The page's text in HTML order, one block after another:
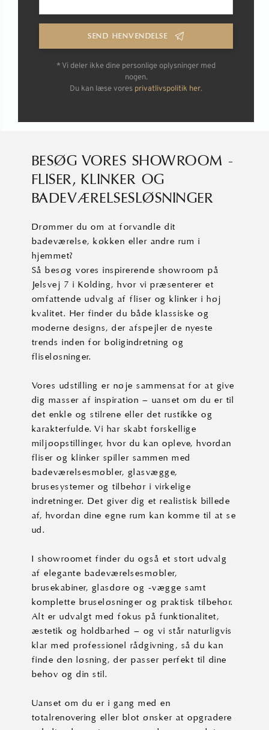
SEND HENVENDELSE
* Vi deler ikke dine personlige oplysninger med
nogen.
Du kan læse vores privatlivspolitik her.
BESØG VORES SHOWROOM -
FLISER, KLINKER OG
BADEVÆRELSESLØSNINGER
Drømmer du om at forvandle dit
badeværelse, køkken eller andre rum i
hjemmet?
Så besøg vores inspirerende showroom på
Jelsvej 7 i Kolding, hvor vi præsenterer et
omfattende udvalg af fliser og klinker i høj
kvalitet. Her finder du både klassiske og
moderne designs, der afspejler de nyeste
trends inden for boligindretning og
fliseløsninger.
Vores udstilling er nøje sammensat for at give
dig masser af inspiration – uanset om du er til
det enkle og stilrene eller det rustikke og
karakterfulde. Vi har skabt forskellige
miljøopstillinger, hvor du kan opleve, hvordan
fliser og klinker spiller sammen med
badeværelsesmøbler, glasvægge,
brusesystemer og tilbehør i virkelige
indretninger. Det giver dig et realistisk billede
af, hvordan dine egne rum kan komme til at se
ud.
I showroomet finder du også et stort udvalg
af elegante badeværelsesmøbler,
brusekabiner, glasdøre og -vægge samt
komplette bruseløsninger og praktisk tilbehør.
Alt er udvalgt med fokus på funktionalitet,
æstetik og holdbarhed – og vi står naturligvis
klar med professionel rådgivning, så du kan
finde den løsning, der passer perfekt til dine
behov og din stil.
Uanset om du er i gang med en
totalrenovering eller blot ønsker at opgradere